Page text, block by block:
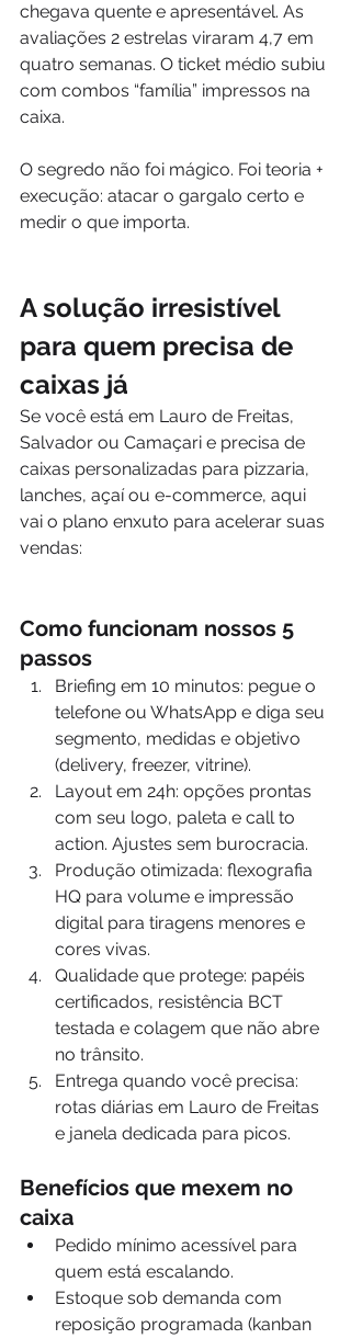
chegava quente e apresentável. As
avaliações 2 estrelas viraram 4,7 em
quatro semanas. O ticket médio subiu
com combos “família” impressos na
caixa.
O segredo não foi mágico. Foi teoria +
execução: atacar o gargalo certo e
medir o que importa.
A solução irresistível
para quem precisa de
caixas já
Se você está em Lauro de Freitas,
Salvador ou Camaçari e precisa de
caixas personalizadas para pizzaria,
lanches, açaí ou e-commerce, aqui
vai o plano enxuto para acelerar suas
vendas:
Como funcionam nossos 5
passos
Briefing em 10 minutos: pegue o
telefone ou WhatsApp e diga seu
segmento, medidas e objetivo
(delivery, freezer, vitrine).
Layout em 24h: opções prontas
com seu logo, paleta e call to
action. Ajustes sem burocracia.
Produção otimizada: flexografia
HQ para volume e impressão
digital para tiragens menores e
cores vivas.
Qualidade que protege: papéis
certificados, resistência BCT
testada e colagem que não abre
no trânsito.
Entrega quando você precisa:
rotas diárias em Lauro de Freitas
e janela dedicada para picos.
Benefícios que mexem no
caixa
Pedido mínimo acessível para
quem está escalando.
Estoque sob demanda com
reposição programada (kanban